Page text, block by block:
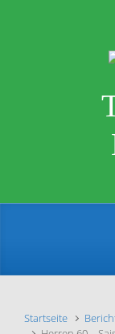
Startseite